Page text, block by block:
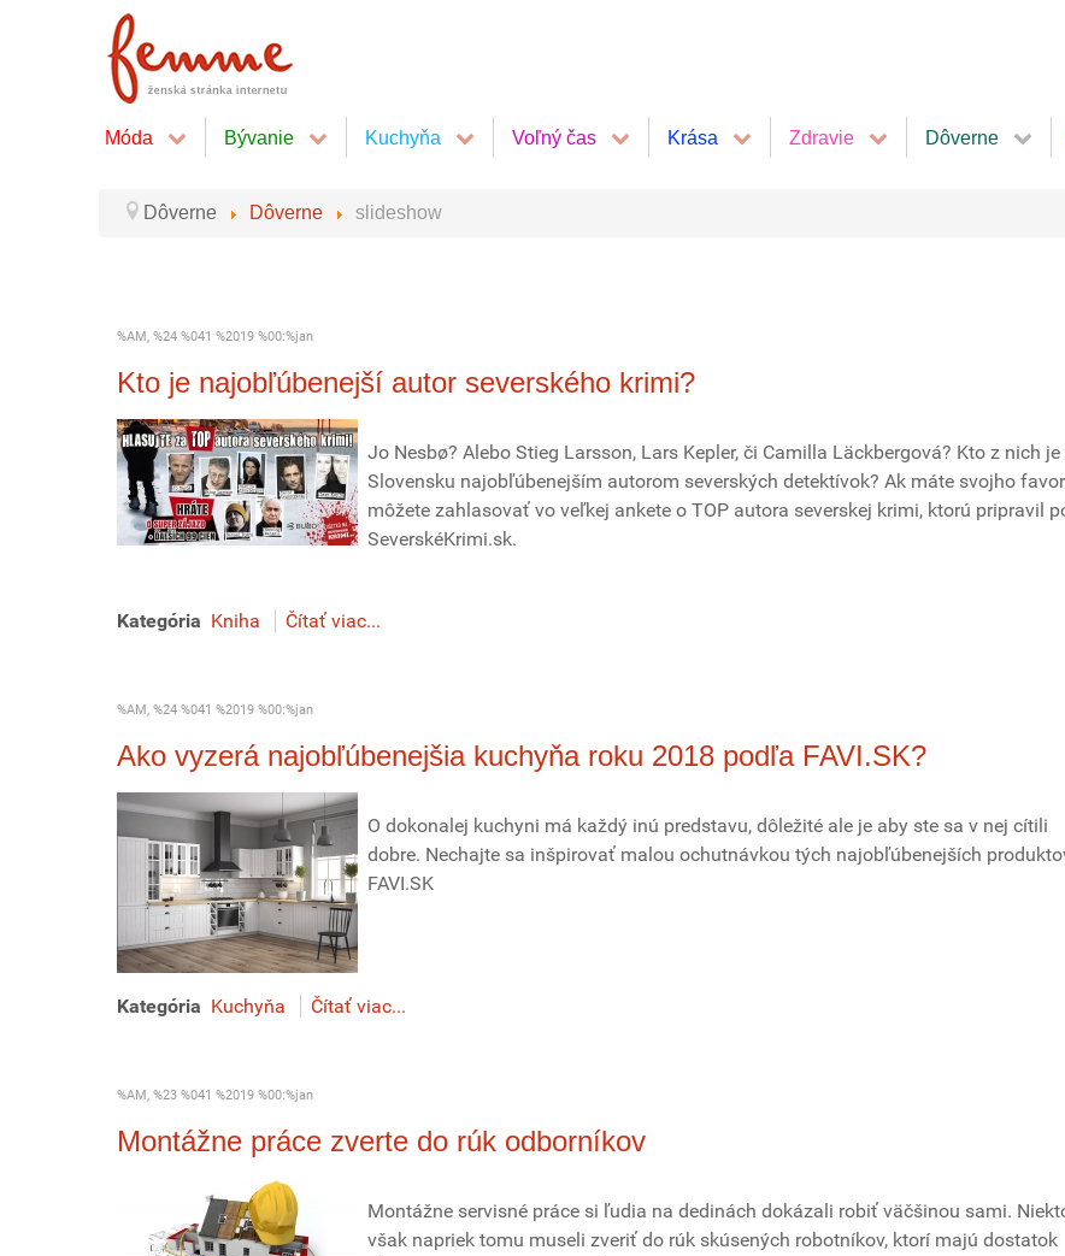
Móda Bývanie Kuchyňa Voľný čas Krása Zdravie Dôverne
Dôverne Dôverne slideshow
%AM, %24 %041 %2019 %00:%jan
Kto je najobľúbenejší autor severského krimi?
Jo Nesbø? Alebo Stieg Larsson, Lars Kepler, či Camilla Läckbergová? Kto z nich je
Slovensku najobľúbenejším autorom severských detektívok? Ak máte svojho
môžete zahlasovať vo veľkej ankete o TOP autora severskej krimi, ktorú pripravil
SeverskéKrimi.sk.
Kategória Kniha Čítať viac...
%AM, %24 %041 %2019 %00:%jan
Ako vyzerá najobľúbenejšia kuchyňa roku 2018 podľa FAVI.SK?
O dokonalej kuchyni má každý inú predstavu, dôležité ale je aby ste sa v nej cítili
dobre. Nechajte sa inšpirovať malou ochutnávkou tých najobľúbenejších
FAVI.SK
Kategória Kuchyňa Čítať viac...
%AM, %23 %041 %2019 %00:%jan
Montážne práce zverte do rúk odborníkov
Montážne servisné práce si ľudia na dedinách dokázali robiť väčšinou sami.
však napriek tomu museli zveriť do rúk skúsených robotníkov, ktorí majú dostatok